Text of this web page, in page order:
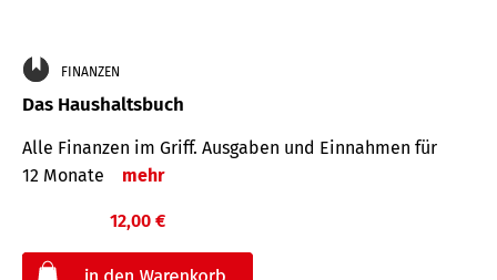
FINANZEN
Das Haushaltsbuch
Alle Finanzen im Griff. Aus­gaben und Ein­nahmen für
12 Monate
mehr
12,00 €